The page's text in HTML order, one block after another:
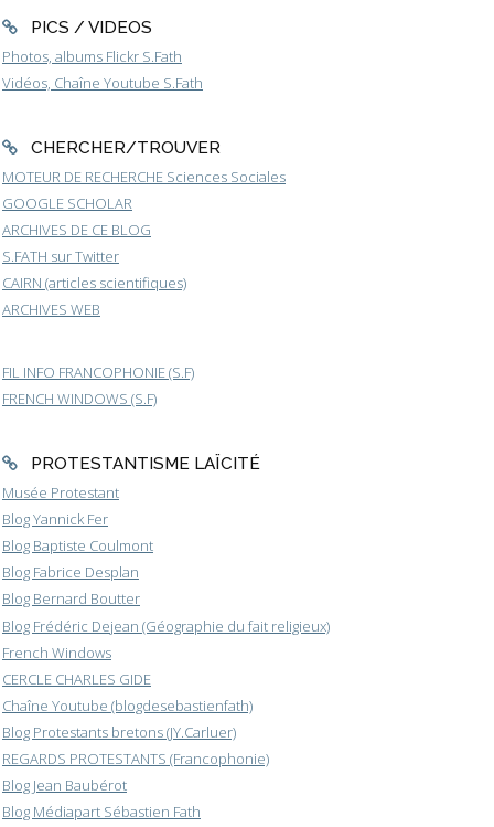
PICS / VIDEOS
Photos, albums Flickr S.Fath
Vidéos, Chaîne Youtube S.Fath
CHERCHER/TROUVER
MOTEUR DE RECHERCHE Sciences Sociales
GOOGLE SCHOLAR
ARCHIVES DE CE BLOG
S.FATH sur Twitter
CAIRN (articles scientifiques)
ARCHIVES WEB
FIL INFO FRANCOPHONIE (S.F)
FRENCH WINDOWS (S.F)
PROTESTANTISME LAÏCITÉ
Musée Protestant
Blog Yannick Fer
Blog Baptiste Coulmont
Blog Fabrice Desplan
Blog Bernard Boutter
Blog Frédéric Dejean (Géographie du fait religieux)
French Windows
CERCLE CHARLES GIDE
Chaîne Youtube (blogdesebastienfath)
Blog Protestants bretons (JY.Carluer)
REGARDS PROTESTANTS (Francophonie)
Blog Jean Baubérot
Blog Médiapart Sébastien Fath